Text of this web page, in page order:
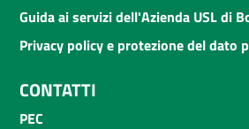
Guida ai servizi dell'Azienda USL di
Privacy policy e protezione del dato
CONTATTI
PEC